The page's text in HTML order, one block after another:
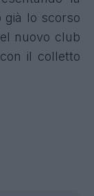
già lo scorso
nuovo club
il colletto